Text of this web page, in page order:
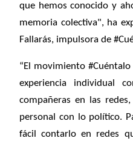
que hemos conocido y
memoria colectiva", ha
Fallarás, impulsora de
“El movimiento
experiencia individual
compañeras en las
personal con lo político.
fácil contarlo en redes